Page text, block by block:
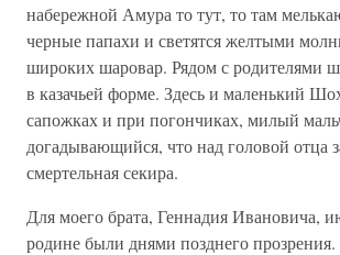
набережной Амура то тут, то там
черные папахи и светятся желтыми
широких шаровар. Рядом с родителями
в казачьей форме. Здесь и маленький
сапожках и при погончиках, милый
догадывающийся, что над головой отца
смертельная секира.
Для моего брата, Геннадия Ивановича,
родине были днями позднего